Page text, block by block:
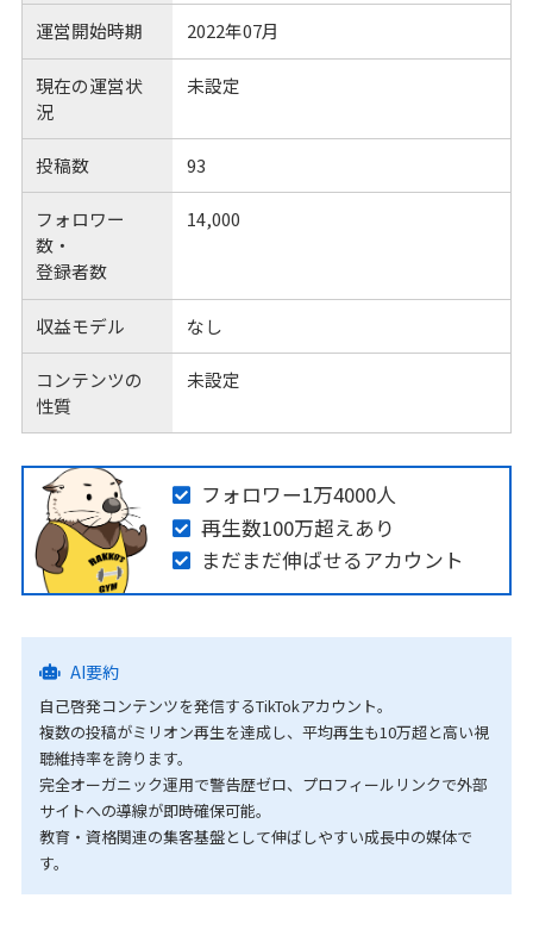
運営開始時期 2022年07月
現在の運営状
況
未設定
投稿数 93
フォロワー
数・
登録者数
14,000
収益モデル なし
コンテンツの
性質
未設定
フォロワー1万4000人
再生数100万超えあり
まだまだ伸ばせるアカウント
AI要約
自己啓発コンテンツを発信するTikTokアカウント。
複数の投稿がミリオン再生を達成し、平均再生も10万超と高い視
聴維持率を誇ります。
完全オーガニック運用で警告歴ゼロ、プロフィールリンクで外部
サイトへの導線が即時確保可能。
教育・資格関連の集客基盤として伸ばしやすい成長中の媒体で
す。